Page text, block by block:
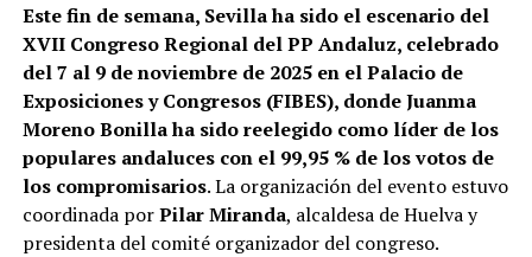
Este fin de semana, Sevilla ha sido el escenario del
XVII Congreso Regional del PP Andaluz, celebrado
del 7 al 9 de noviembre de 2025 en el Palacio de
Exposiciones y Congresos (FIBES), donde Juanma
Moreno Bonilla ha sido reelegido como líder de los
populares andaluces con el 99,95 % de los votos de
los compromisarios. La organización del evento estuvo
coordinada porPilar Miranda, alcaldesa de Huelva y
presidenta del comité organizador del congreso.